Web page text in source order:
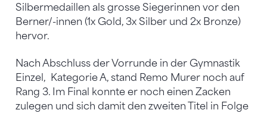
Silbermedaillen als grosse Siegerinnen vor den
Berner/-innen (1x Gold, 3x Silber und 2x Bronze)
hervor.
Nach Abschluss der Vorrunde in der Gymnastik
Einzel, Kategorie A, stand Remo Murer noch auf
Rang 3. Im Final konnte er noch einen Zacken
zulegen und sich damit den zweiten Titel in Folge